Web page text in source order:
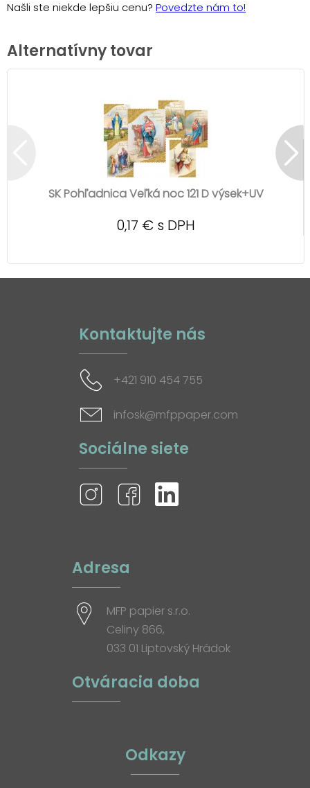
Našli ste niekde lepšiu cenu? Povedzte nám to!
Alternatívny tovar
SK Pohľadnica Veľká noc 121 D výsek+UV
0,17 € s DPH
Kontaktujte nás
+421 910 454 755
infosk@mfppaper.com
Sociálne siete
Adresa
MFP papier s.r.o.
Celiny 866,
033 01 Liptovský Hrádok
Otváracia doba
Odkazy